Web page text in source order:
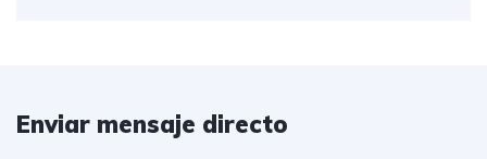
Enviar mensaje directo